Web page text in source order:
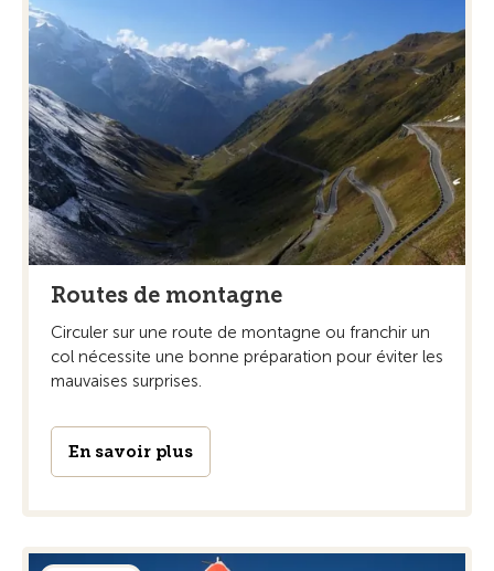
Routes de montagne
Circuler sur une route de montagne ou franchir un
col nécessite une bonne préparation pour éviter les
mauvaises surprises.
En savoir plus